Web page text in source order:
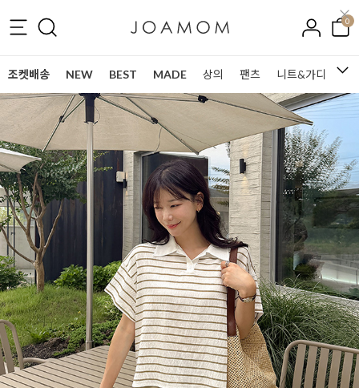
0
조켓배송 NEW BEST MADE 상의 팬츠 니트&가디건